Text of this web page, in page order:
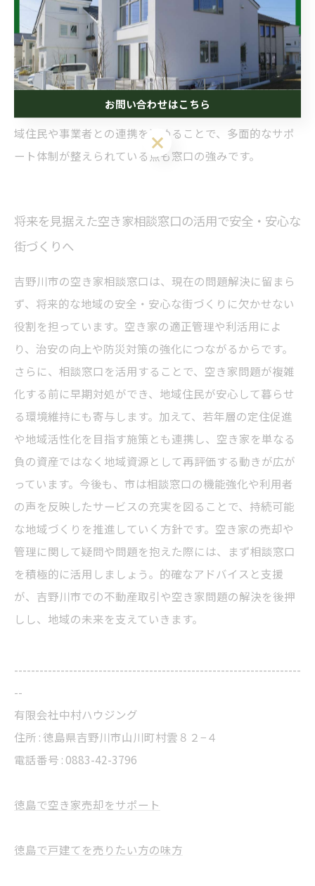
地方自治体ならではの制度や補助金案内を的確に行うこ
とで、所有者の負担を軽減し、早期の問題解消を促進し
ています。このように、地域環境に密着した窓口の存在
が吉野川市の空き家対策の中核を成し、持続可能なまち
づくりに向けた基盤づくりに大きく貢献しています。地
域住民や事業者との連携を深めることで、多面的なサポ
ート体制が整えられている点も窓口の強みです。
将来を見据えた空き家相談窓口の活用で安全・安心な
街づくりへ
吉野川市の空き家相談窓口は、現在の問題解決に留まら
ず、将来的な地域の安全・安心な街づくりに欠かせない
役割を担っています。空き家の適正管理や利活用によ
り、治安の向上や防災対策の強化につながるからです。
さらに、相談窓口を活用することで、空き家問題が複雑
化する前に早期対処ができ、地域住民が安心して暮らせ
る環境維持にも寄与します。加えて、若年層の定住促進
や地域活性化を目指す施策とも連携し、空き家を単なる
負の資産ではなく地域資源として再評価する動きが広が
っています。今後も、市は相談窓口の機能強化や利用者
の声を反映したサービスの充実を図ることで、持続可能
な地域づくりを推進していく方針です。空き家の売却や
管理に関して疑問や問題を抱えた際には、まず相談窓口
を積極的に活用しましょう。的確なアドバイスと支援
が、吉野川市での不動産取引や空き家問題の解決を後押
しし、地域の未来を支えていきます。
--------------------------------------------------------------------
--
有限会社中村ハウジング
住所 : 徳島県吉野川市山川町村雲８２−４
電話番号 : 0883-42-3796
徳島で空き家売却をサポート
徳島で戸建てを売りたい方の味方
お問い合わせはこちら